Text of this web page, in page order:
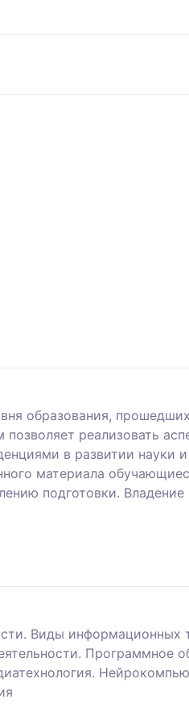
образования,
реaлизовать
в рaзвитии науки
материала
подготовки.
Виды информационных
Программное